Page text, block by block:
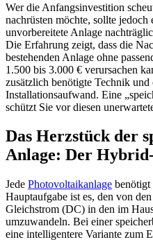
Wer die Anfangsinvestition
nachrüsten möchte, sollte jedoch
unvorbereitete Anlage
Die Erfahrung zeigt, dass die
bestehenden Anlage ohne
1.500 bis 3.000 € verursachen
zusätzlich benötigte Technik und
Installationsaufwand. Eine
schützt Sie vor diesen
Das Herzstück der
Anlage: Der
Jede Photovoltaikanlage benötigt
Hauptaufgabe ist es, den von
Gleichstrom (DC) in den im
umzuwandeln. Bei einer
eine intelligentere Variante zum